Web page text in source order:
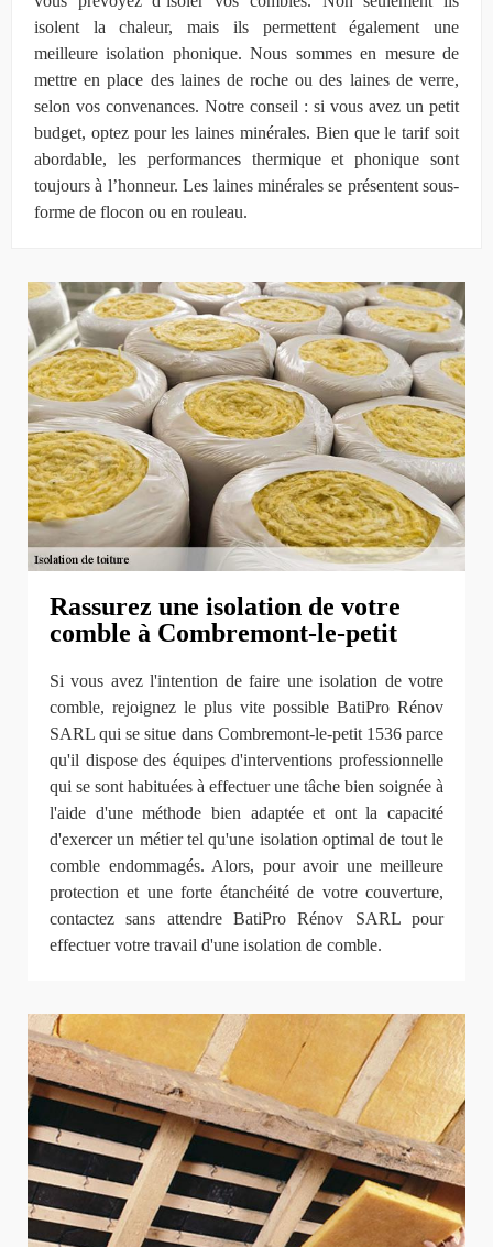
isolent la chaleur, mais ils permettent également une
meilleure isolation phonique. Nous sommes en mesure de
mettre en place des laines de roche ou des laines de verre,
selon vos convenances. Notre conseil : si vous avez un petit
budget, optez pour les laines minérales. Bien que le tarif soit
abordable, les performances thermique et phonique sont
toujours à l’honneur. Les laines minérales se présentent sous-
forme de flocon ou en rouleau.
Rassurez une isolation de votre
comble à Combremont-le-petit
Si vous avez l'intention de faire une isolation de votre
comble, rejoignez le plus vite possible BatiPro Rénov
SARL qui se situe dans Combremont-le-petit 1536 parce
qu'il dispose des équipes d'interventions professionnelle
qui se sont habituées à effectuer une tâche bien soignée à
l'aide d'une méthode bien adaptée et ont la capacité
d'exercer un métier tel qu'une isolation optimal de tout le
comble endommagés. Alors, pour avoir une meilleure
protection et une forte étanchéité de votre couverture,
contactez sans attendre BatiPro Rénov SARL pour
effectuer votre travail d'une isolation de comble.